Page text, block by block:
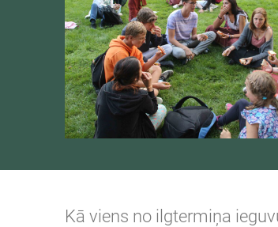
Kā viens no ilgtermiņa